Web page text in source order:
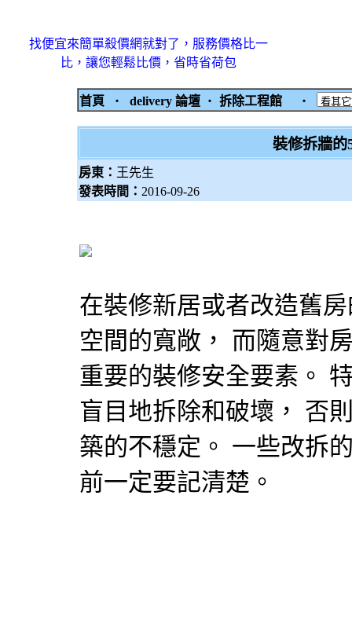
找便宜來簡單殺價網就對了，服務價格比一
比，讓您輕鬆比價，省時省荷包
首頁 ‧ delivery 論壇 ‧ 拆除工程館 ‧
裝修拆牆的
房東： 王先生
發表時間： 2016-09-26
在裝修新居或者改造舊
空間的寬敞， 而隨意對
重要的裝修安全要素。
盲目地拆除和破壞， 否
築的不穩定。 一些改拆
前一定要記清楚。